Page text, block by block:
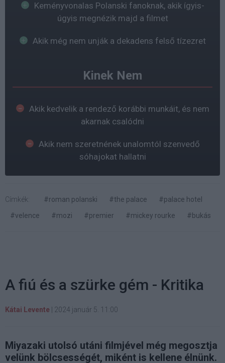
Keményvonalas Polanski fanoknak, akik ígyis-
úgyis megnézik majd a filmet
Akik még nem unják a dekadens felső tízezret
Kinek Nem
Akik kedvelik a rendező korábbi munkáit, és nem
akarnak csalódni
Akik nem szeretnének unalomtól szenvedő
sóhajokat hallatni
Címkék: #roman polanski #the palace
#palace hotel
#velence
#mozi #premier #mickey rourke #bukás
A fiú és a szürke gém - Kritika
Kátai Levente 2024 január 5. 11:00
Miyazaki utolsó utáni filmjével még megosztja
velünk bölcsességét, miként is kellene élnünk.